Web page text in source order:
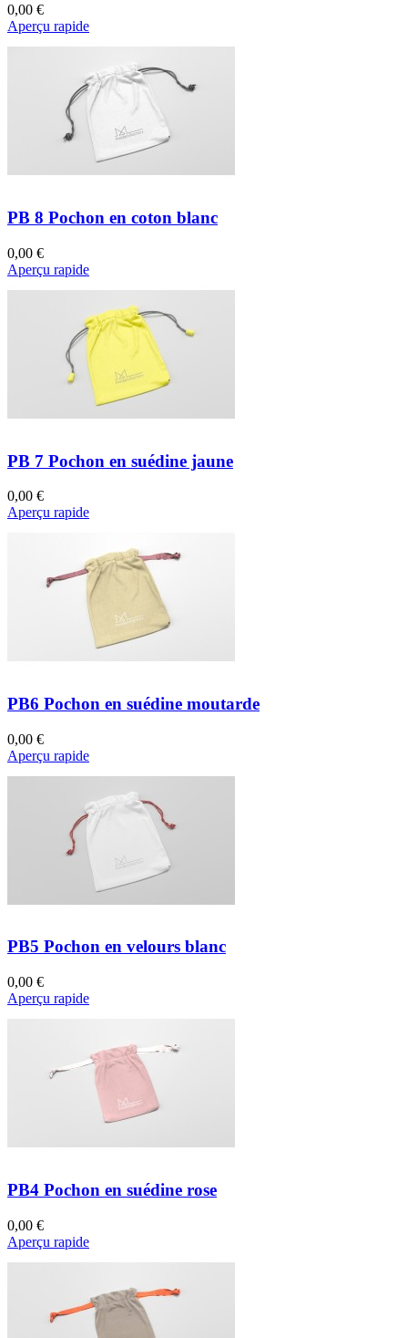
0,00 €
Aperçu rapide
PB 8 Pochon en coton blanc
0,00 €
Aperçu rapide
PB 7 Pochon en suédine jaune
0,00 €
Aperçu rapide
PB6 Pochon en suédine moutarde
0,00 €
Aperçu rapide
PB5 Pochon en velours blanc
0,00 €
Aperçu rapide
PB4 Pochon en suédine rose
0,00 €
Aperçu rapide